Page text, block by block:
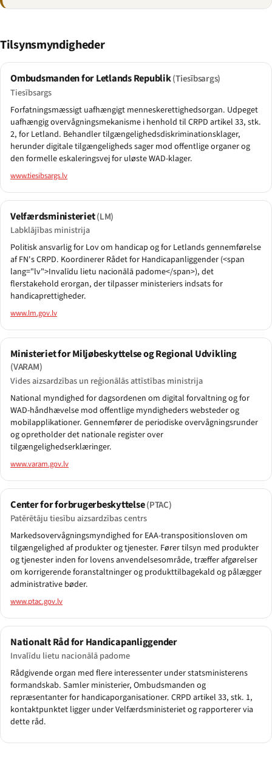
Tilsynsmyndigheder
Ombudsmanden for Letlands Republik(Tiesībsargs)
Tiesībsargs
Forfatningsmæssigt uafhængigt menneskerettighedsorgan. Udpeget
uafhængig overvågningsmekanisme i henhold til CRPD artikel 33, stk.
2, for Letland. Behandler tilgængelighedsdiskriminationsklager,
herunder digitale tilgængeligheds sager mod offentlige organer og
den formelle eskaleringsvej for uløste WAD-klager.
www.tiesibsargs.lv
Velfærdsministeriet(LM)
Labklājības ministrija
Politisk ansvarlig for Lov om handicap og for Letlands gennemførelse
af FN's CRPD. Koordinerer Rådet for Handicapanliggender (<span
lang="lv">Invalīdu lietu nacionālā padome</span>), det
flerstakehold erorgan, der tilpasser ministeriers indsats for
handicaprettigheder.
www.lm.gov.lv
Ministeriet for Miljøbeskyttelse og Regional Udvikling
(VARAM)
Vides aizsardzības un reģionālās attīstības ministrija
National myndighed for dagsordenen om digital forvaltning og for
WAD-håndhævelse mod offentlige myndigheders websteder og
mobilapplikationer. Gennemfører de periodiske overvågningsrunder
og opretholder det nationale register over
tilgængelighedserklæringer.
www.varam.gov.lv
Center for forbrugerbeskyttelse(PTAC)
Patērētāju tiesību aizsardzības centrs
Markedsovervågningsmyndighed for EAA-transpositionsloven om
tilgængelighed af produkter og tjenester. Fører tilsyn med produkter
og tjenester inden for lovens anvendelsesområde, træffer afgørelser
om korrigerende foranstaltninger og produkttilbagekald og pålægger
administrative bøder.
www.ptac.gov.lv
Nationalt Råd for Handicapanliggender
Invalīdu lietu nacionālā padome
Rådgivende organ med flere interessenter under statsministerens
formandskab. Samler ministerier, Ombudsmanden og
repræsentanter for handicaporganisationer. CRPD artikel 33, stk. 1,
kontaktpunktet ligger under Velfærdsministeriet og rapporterer via
dette råd.